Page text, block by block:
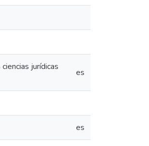
jurídicas
es
es